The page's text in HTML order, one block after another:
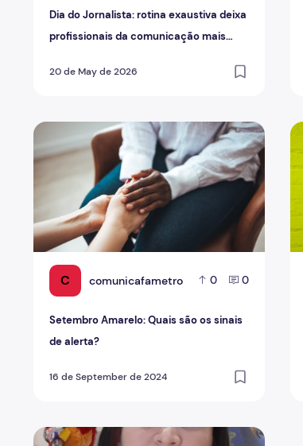
Dia do Jornalista: rotina exaustiva deixa
profissionais da comunicação mais
20 de May de 2026
C comunicafametro 0 0
Setembro Amarelo: Quais são os sinais
de alerta?
16 de September de 2024
Setembro Amarelo: Quais são os sinais de
Curso de Pedagogia realiza live sobre